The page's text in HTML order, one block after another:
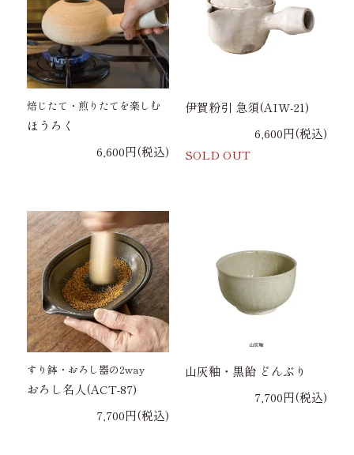
焙じたて・煎りたてを楽しむ
ほうろく
6,600円(税込)
伊賀粉引 急須(AIW-21)
6,600円(税込)
SOLD OUT
すり鉢・おろし器の2way
おろし名人(ACT-87)
7,700円(税込)
山灰釉・黒飴 どんぶり
7,700円(税込)